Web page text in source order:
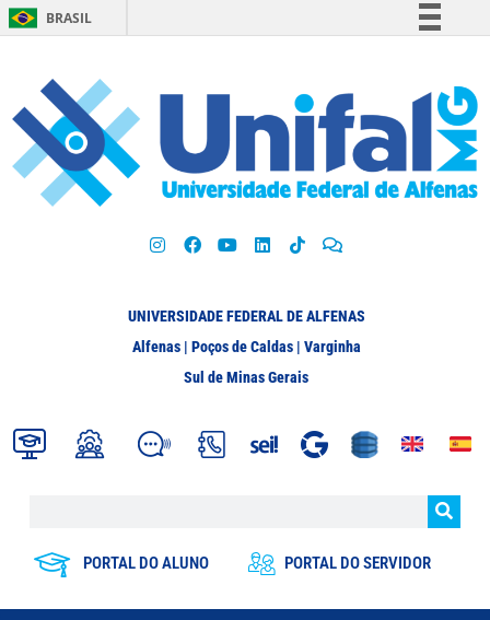
BRASIL
Participe
Acesso à informação
Legislação
UNIVERSIDADE FEDERAL DE ALFENAS
Alfenas | Poços de Caldas | Varginha
Sul de Minas Gerais
PORTAL DO ALUNO PORTAL DO SERVIDOR